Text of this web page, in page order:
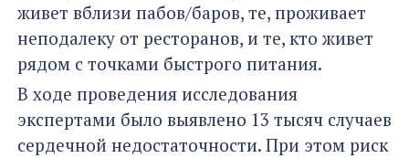
живет вблизи пабов/баров, те, проживает
неподалеку от ресторанов, и те, кто живет
рядом с точками быстрого питания.
В ходе проведения исследования
экспертами было выявлено 13 тысяч случаев
сердечной недостаточности. При этом риск